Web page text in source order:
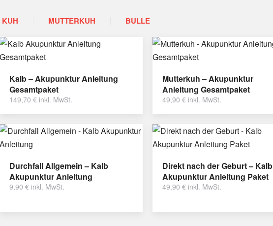
KUH MUTTERKUH BULLE
Kalb – Akupunktur Anleitung
Gesamtpaket
149,70 € inkl. MwSt.
Mutterkuh – Akupunktur
Anleitung Gesamtpaket
49,90 € inkl. MwSt.
Durchfall Allgemein – Kalb
Akupunktur Anleitung
9,90 € inkl. MwSt.
Direkt nach der Geburt – Kalb
Akupunktur Anleitung Paket
49,90 € inkl. MwSt.